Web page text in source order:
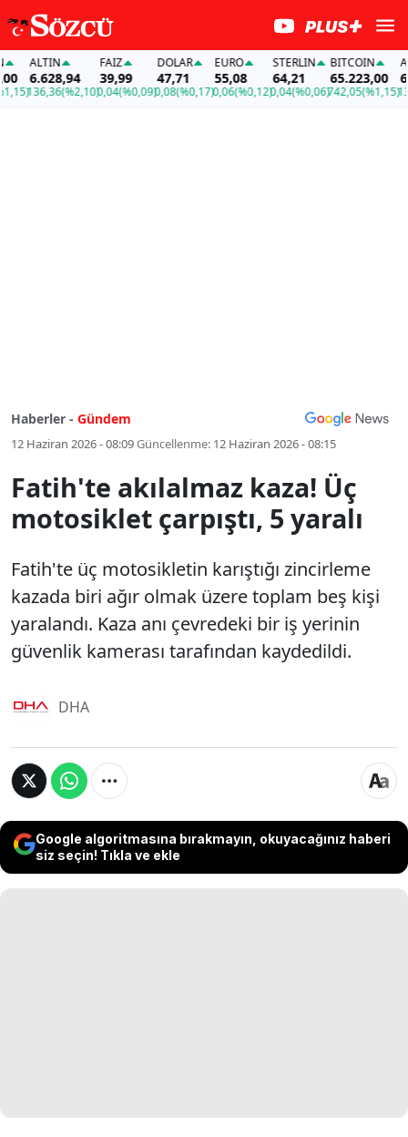
ALTIN
6.628,94
136,36(%2,10)
FAİZ
39,99
0,04(%0,09)
DOLAR
47,71
0,08(%0,17)
EURO
55,08
0,06(%0,12)
STERLIN
64,21
0,04(%0,06)
BITCOIN
65.223,00
742,05(%1,15)
Haberler - Gündem
12 Haziran 2026 - 08:09Güncellenme: 12 Haziran 2026 - 08:15
Fatih'te akılalmaz kaza! Üç
motosiklet çarpıştı, 5 yaralı
Fatih'te üç motosikletin karıştığı zincirleme
kazada biri ağır olmak üzere toplam beş kişi
yaralandı. Kaza anı çevredeki bir iş yerinin
güvenlik kamerası tarafından kaydedildi.
DHA
Google algoritmasına bırakmayın, okuyacağınız haberi
siz seçin! Tıkla ve ekle